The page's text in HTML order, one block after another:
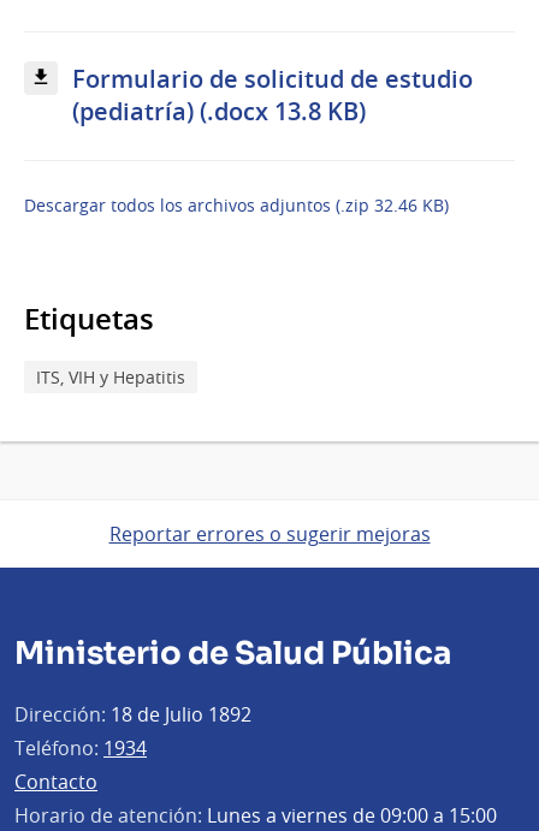
Formulario de solicitud de estudio
(pediatría) (.docx 13.8 KB)
Descargar todos los archivos adjuntos (.zip 32.46 KB)
Etiquetas
ITS, VIH y Hepatitis
Reportar errores o sugerir mejoras
Ministerio de Salud Pública
Dirección: 18 de Julio 1892
Teléfono: 1934
Contacto
Horario de atención: Lunes a viernes de 09:00 a 15:00